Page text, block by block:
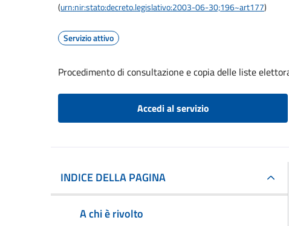
(urn:nir:stato:decreto.legislativo:2003-06-30;196~art177)
Servizio attivo
Procedimento di consultazione e copia delle liste
Accedi al servizio
INDICE DELLA PAGINA
A chi è rivolto